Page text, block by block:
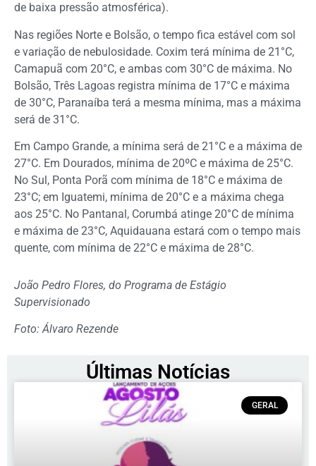
de baixa pressão atmosférica).
Nas regiões Norte e Bolsão, o tempo fica estável com sol
e variação de nebulosidade. Coxim terá mínima de 21°C,
Camapuã com 20°C, e ambas com 30°C de máxima. No
Bolsão, Três Lagoas registra mínima de 17°C e máxima
de 30°C, Paranaíba terá a mesma mínima, mas a máxima
será de 31°C.
Em Campo Grande, a mínima será de 21°C e a máxima de
27°C. Em Dourados, mínima de 20ºC e máxima de 25°C.
No Sul, Ponta Porã com mínima de 18°C e máxima de
23°C; em Iguatemi, mínima de 20°C e a máxima chega
aos 25°C. No Pantanal, Corumbá atinge 20°C de mínima
e máxima de 23°C, Aquidauana estará com o tempo mais
quente, com mínima de 22°C e máxima de 28°C.
João Pedro Flores, do Programa de Estágio
Supervisionado
Foto: Álvaro Rezende
Últimas Notícias
GERAL